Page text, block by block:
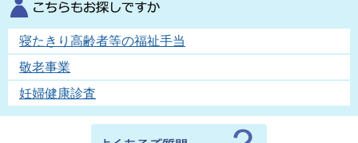
寝たきり高齢者等の福祉手当
敬老事業
妊婦健康診査